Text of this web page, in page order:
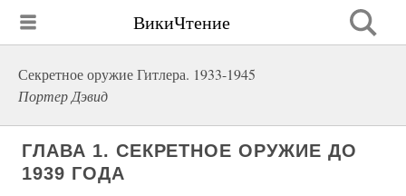
ВикиЧтение
Секретное оружие Гитлера. 1933-1945
Портер Дэвид
ГЛАВА 1. СЕКРЕТНОЕ ОРУЖИЕ ДО
1939 ГОДА